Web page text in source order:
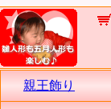
親王飾り